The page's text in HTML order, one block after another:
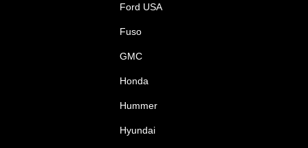
Ford USA
Fuso
GMC
Honda
Hummer
Hyundai